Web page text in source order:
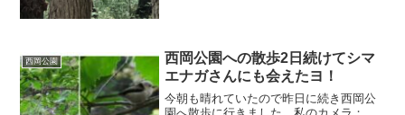
西岡公園
西岡公園への散歩2日続けてシマ
エナガさんにも会えたヨ！
今朝も晴れていたので昨日に続き西岡公